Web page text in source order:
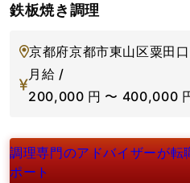
鉄板焼き調理
京都府京都市東山区粟田
月給 /
200,000 円 〜 400,000
調理専門のアドバイザーが転
ポート